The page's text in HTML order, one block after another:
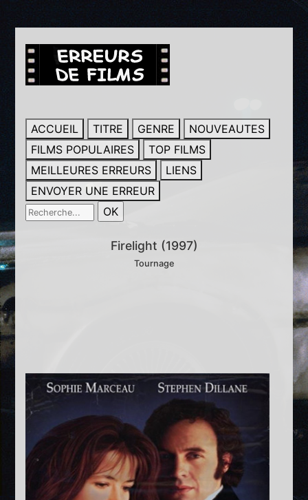
ACCUEIL TITRE GENRE
NOUVEAUTES
FILMS POPULAIRES
TOP FILMS
MEILLEURES ERREURS
LIENS
ENVOYER UNE ERREUR
Firelight (1997)
Tournage